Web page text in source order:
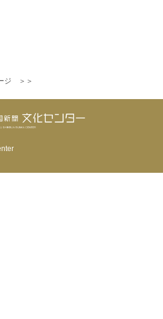
ジ　＞＞